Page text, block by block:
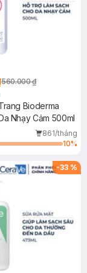
560.000 ₫
Bioderma
Nhạy Cảm 500ml
861/tháng
10%
-33 %